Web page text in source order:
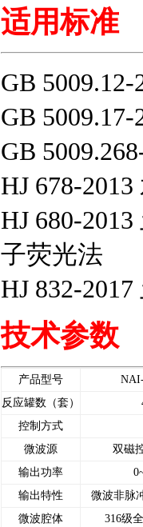
适用标准
GB
GB
GB
HJ 678-
HJ 680-
子荧光法
HJ 832-
技术参数
产品型号
反应罐数（套）
控制方式
微波源
双磁
输出功率
输出特性
微波非脉
微波腔体
316级